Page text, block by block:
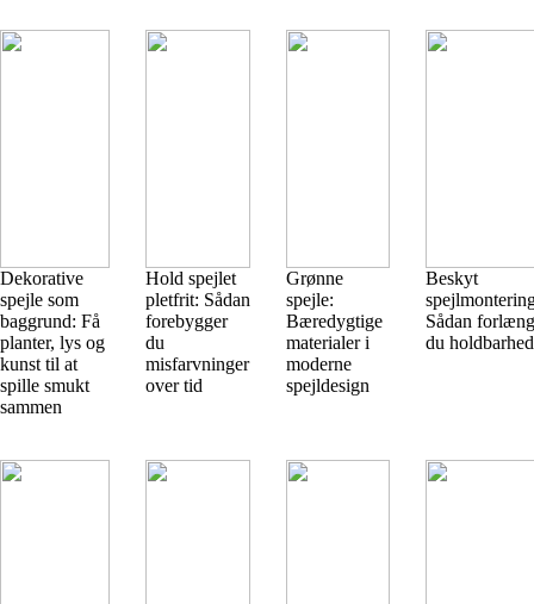
Dekorative
spejle som
baggrund: Få
planter, lys og
kunst til at
spille smukt
sammen
Hold spejlet
pletfrit: Sådan
forebygger
du
misfarvninger
over tid
Grønne
spejle:
Bæredygtige
materialer i
moderne
spejldesign
Beskyt
Sådan
du